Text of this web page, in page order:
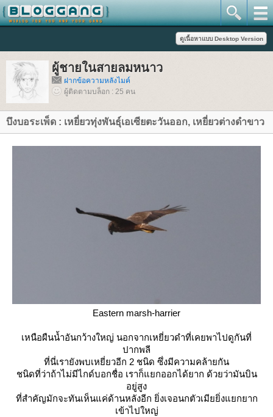
ผู้ชายในสายลมหนาว
ฝากข้อความหลังไมค์
ผู้ติดตามบล็อก : 25 คน
บึงบอระเพ็ด : เหยี่ยวทุ่งพันธุ์เอเซียตะวันออก, เหยี่ยวต่างดำขาว
Eastern marsh-harrier
เหนือผืนน้ำอันกว้างใหญ่ นอกจากเหยี่ยวดำที่เคยพาไปดูกันที่
ปากพลี
ที่นี่เรายังพบเหยี่ยวอีก 2 ชนิด ซึ่งมีความคล้ายกัน
ชนิดที่ว่าถ้าไม่มีไกด์บอกชื่อ เราก็แยกออกได้ยาก ด้วยว่ามันบิน
อยู่สูง
ที่สำคัญมักจะทันเห็นแค่ด้านหลังอีก ยิ่งเจอนกตัวเมียยิ่งแยกยาก
เข้าไปใหญ่